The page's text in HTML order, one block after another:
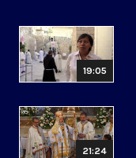
19:05
21:24